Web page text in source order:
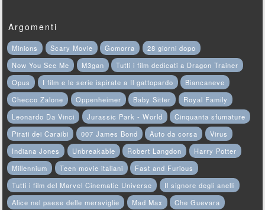
Argomenti
Minions Scary Movie Gomorra
28 giorni dopo
Now You See Me
M3gan
Tutti i film dedicati a Dragon Trainer
Opus
I film e le serie ispirate a Il gattopardo
Biancaneve
Checco Zalone
Oppenheimer Baby Sitter
Royal Family
Leonardo Da Vinci
Jurassic Park - World
Cinquanta sfumature
Pirati dei Caraibi
007 James Bond Auto da corsa
Virus
Indiana Jones
Unbreakable Robert Langdon
Harry Potter
Millennium
Teen movie italiani
Fast and Furious
Tutti i film del Marvel Cinematic Universe
Il signore degli anelli
Alice nel paese delle meraviglie
Mad Max
Che Guevara